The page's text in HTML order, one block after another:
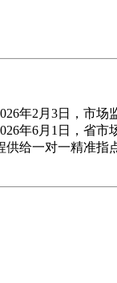
2月3日，市场
年6月1日，省
给一对一精准